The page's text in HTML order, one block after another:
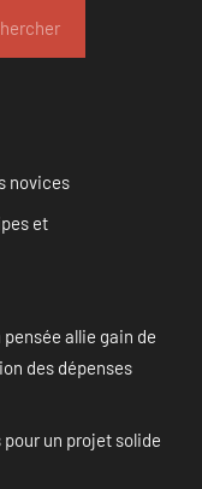
novices
et
allie gain de
des dépenses
un projet solide